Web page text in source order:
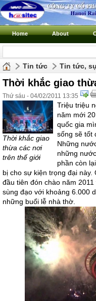
Home About
Tin tức Tin tức,
Thời khắc giao
Thứ sáu - 04/02/2011 13:35
Thời khắc giao
thừa các nơi
trên thế giới
Triệu triệu
năm mới
quốc gia
sống sẽ tốt
Những
những
phần còn
bị cho sự kiện trọng đại
đầu tiên đón chào năm
sùng đạo với khoảng 6.000
những buổi lễ nhà thờ.